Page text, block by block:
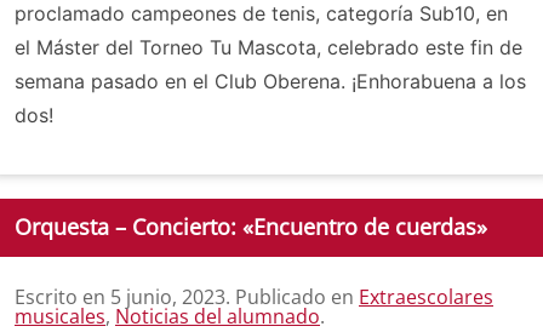
proclamado campeones de tenis, categoría Sub10, en
el Máster del Torneo Tu Mascota, celebrado este fin de
semana pasado en el Club Oberena. ¡Enhorabuena a los
dos!
Orquesta – Concierto: «Encuentro de cuerdas»
Escrito en 5 junio, 2023. Publicado en Extraescolares
musicales, Noticias del alumnado.